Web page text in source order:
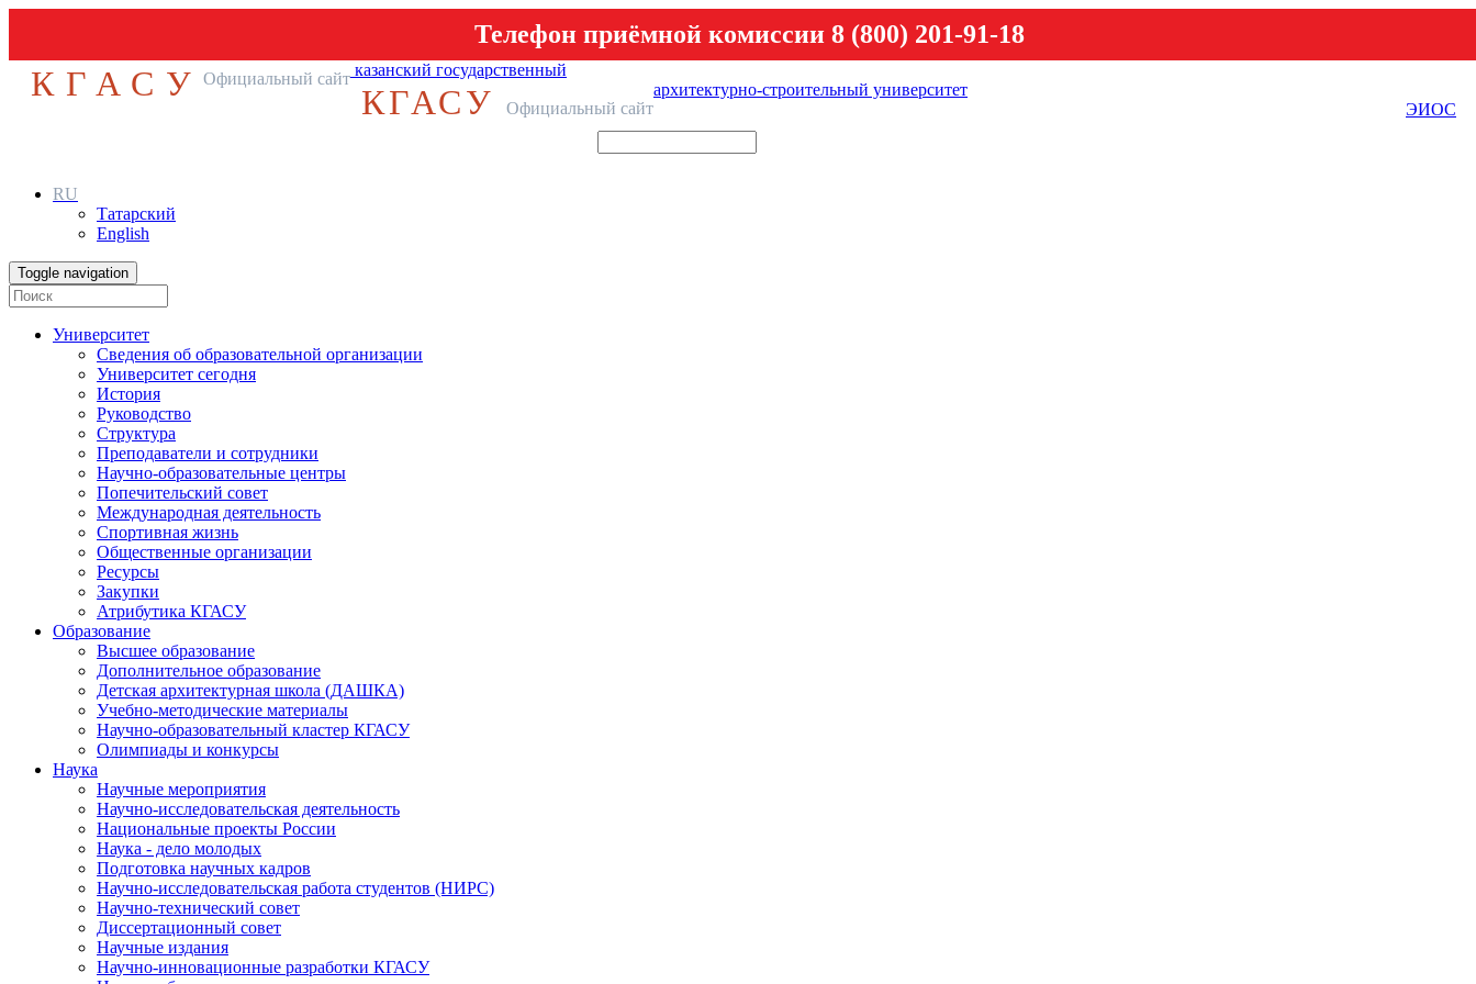
Телефон приёмной комиссии 8 (800) 201-91-18
КГАСУ Официальный сайт казанский государственный
архитектурно-строительный университет
КГАСУ Официальный сайт ЭИОС
RU
Татарский
English
Toggle navigation
Университет
Сведения об образовательной организации
Университет сегодня
История
Руководство
Структура
Преподаватели и сотрудники
Научно-образовательные центры
Попечительский совет
Международная деятельность
Спортивная жизнь
Общественные организации
Ресурсы
Закупки
Атрибутика КГАСУ
Образование
Высшее образование
Дополнительное образование
Детская архитектурная школа (ДАШКА)
Учебно-методические материалы
Научно-образовательный кластер КГАСУ
Олимпиады и конкурсы
Наука
Научные мероприятия
Научно-исследовательская деятельность
Национальные проекты России
Наука - дело молодых
Подготовка научных кадров
Научно-исследовательская работа студентов (НИРС)
Научно-технический совет
Диссертационный совет
Научные издания
Научно-инновационные разработки КГАСУ